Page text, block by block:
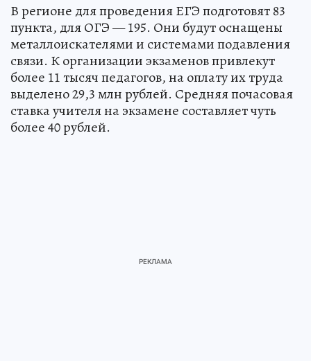
В регионе для проведения ЕГЭ подготовят 83
пункта, для ОГЭ — 195. Они будут оснащены
металлоискателями и системами подавления
связи. К организации экзаменов привлекут
более 11 тысяч педагогов, на оплату их труда
выделено 29,3 млн рублей. Средняя почасовая
ставка учителя на экзамене составляет чуть
более 40 рублей.